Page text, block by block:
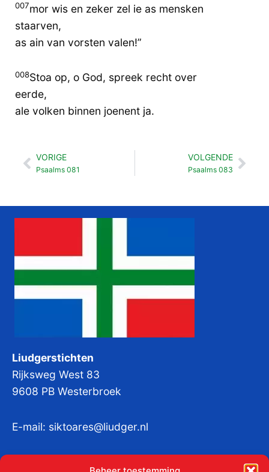
007mor wis en zeker zel ie as mensken
staarven,
as ain van vorsten valen!”
008Stoa op, o God, spreek recht over
eerde,
ale volken binnen joenent ja.
Vorige
VORIGE
Psaalms 081
VOLGENDE
Psaalms 083
Liudgerstichten
Rijksweg West 83
9608 PB Westerbroek
E-mail: siktoares@liudger.nl